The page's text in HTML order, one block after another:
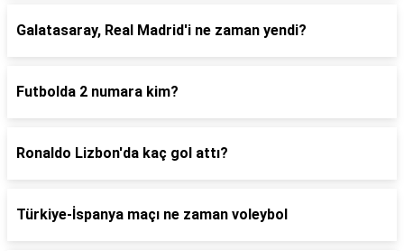
Galatasaray, Real Madrid'i ne zaman yendi?
Futbolda 2 numara kim?
Ronaldo Lizbon'da kaç gol attı?
Türkiye-İspanya maçı ne zaman voleybol